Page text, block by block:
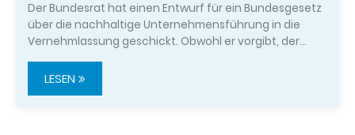
Der Bundesrat hat einen Entwurf für ein Bundesgesetz
über die nachhaltige Unternehmensführung in die
Vernehmlassung geschickt. Obwohl er vorgibt, der…
LESEN